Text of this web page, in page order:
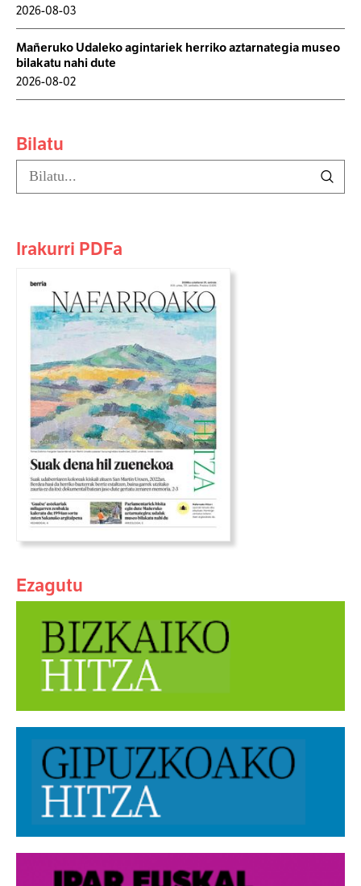
2026-08-03
Mañeruko Udaleko agintariek herriko aztarnategia museo
bilakatu nahi dute
2026-08-02
Bilatu
Irakurri PDFa
Ezagutu